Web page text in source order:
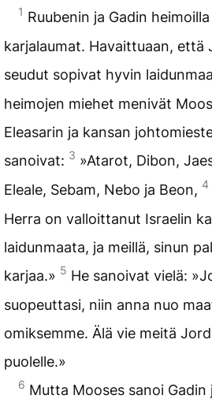
1 Ruubenin ja Gadin
karjalaumat. Havaittuaan, että
seudut sopivat hyvin
heimojen miehet menivät
Eleasarin ja kansan
sanoivat: 3 »Atarot, Dibon,
Eleale, Sebam, Nebo ja Beon, 4
Herra on valloittanut Israelin
laidunmaata, ja meillä, sinun
karjaa.» 5 He sanoivat vielä:
suopeuttasi, niin anna nuo
omiksemme. Älä vie meitä
puolelle.»
6 Mutta Mooses sanoi Gadin